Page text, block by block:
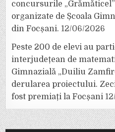
concursurile „Grămăticel”
organizate de Școala
din Focșani. 12/06/2026
Peste 200 de elevi au
interjudețean de
Gimnazială „Duiliu
derularea proiectului.
fost premiați la Focșani